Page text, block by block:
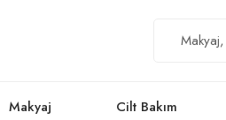
Makyaj Cilt Bakım